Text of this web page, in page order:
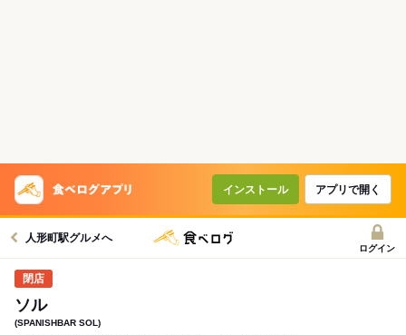
インストール アプリで開く
人形町駅グルメへ
ログイン
ソル
(SPANISHBAR SOL)